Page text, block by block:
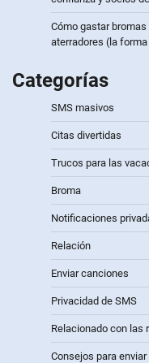
Cómo gastar
aterradores (la
Categorías
SMS masivos
Citas divertidas
Trucos para las
Broma
Notificaciones
Relación
Enviar canciones
Privacidad de SMS
Relacionado con las
Consejos para